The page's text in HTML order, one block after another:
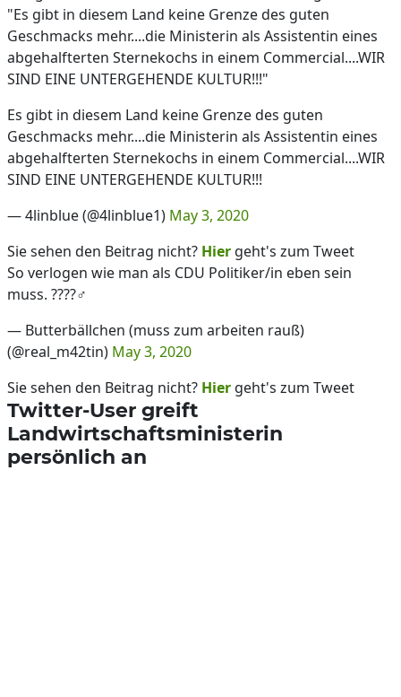
"Es gibt in diesem Land keine Grenze des guten
Geschmacks mehr....die Ministerin als Assistentin eines
abgehalfterten Sternekochs in einem Commercial....WIR
SIND EINE UNTERGEHENDE KULTUR!!!"
Es gibt in diesem Land keine Grenze des guten
Geschmacks mehr....die Ministerin als Assistentin eines
abgehalfterten Sternekochs in einem Commercial....WIR
SIND EINE UNTERGEHENDE KULTUR!!!
— 4linblue (@4linblue1) May 3, 2020
Sie sehen den Beitrag nicht? Hier geht's zum Tweet
So verlogen wie man als CDU Politiker/in eben sein
muss. ????‍♂️
— Butterbällchen (muss zum arbeiten rauß)
(@real_m42tin) May 3, 2020
Sie sehen den Beitrag nicht? Hier geht's zum Tweet
Twitter-User greift
Landwirtschaftsministerin
persönlich an